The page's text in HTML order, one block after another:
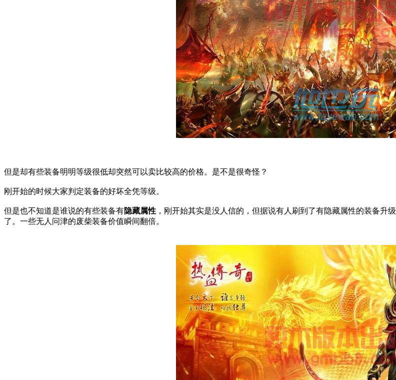
但是却有些装备明明等级很低却突然可以卖比较高的价格。是不是很奇怪？
刚开始的时候大家判定装备的好坏全凭等级。
但是也不知道是谁说的有些装备有隐藏属性 ，刚开始其实是没人信的，但据说有人刷到了有隐藏属性的装备
了。一些无人问津的废柴装备价值瞬间翻倍。